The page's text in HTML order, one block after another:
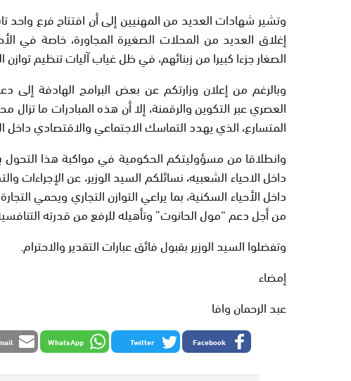
وتشير شهادات العديد من المهنيين إلى أن افتتاح فرع واحد
إغلاق العديد من المحلات الصغيرة المجاورة، خاصة في
الصغار جزءا كبيرا من زبنائهم، في ظل غياب آليات تنظيم
وبالرغم من إعلان وزارتكم عن بعض البرامج الهادفة إلى
العصري عبر التكوين والرقمنة، إلا أن هذه المبادرات ما
المتسارع، الذي يهدد التماسك الاجتماعي والاقتصادي داخل
وانطلاقا من مسؤوليتكم الحكومية في مواكبة هذا التحول
داخل الاحياء الشعبيه، نسائلكم السيد الوزير، عن الإجراءات
داخل الأحياء السكنية، بما يراعي التوازن التجاري ويحمي
من أجل دعم “مول الحانوت” وتأهيله للرفع من قدرته
وتفضلوا السيد الوزير بقبول فائق عبارات التقدير والاحترام.
إمضاء
عبد الرحمان وافا
Facebook
Twitter
WhatsApp